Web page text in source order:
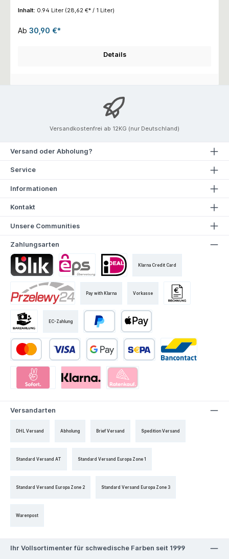
Inhalt: 0.94 Liter (28,62 €* / 1 Liter)
Ab 30,90 €*
Details
Versandkostenfrei ab 12KG (nur Deutschland)
Versand oder Abholung?
Service
Informationen
Kontakt
Unsere Communities
Zahlungsarten
Klarna Credit Card
Pay with Klarna Vorkasse
EC-Zahlung
Versandarten
DHL Versand Abholung Brief Versand Spedition Versand
Standard Versand AT Standard Versand Europa Zone 1
Standard Versand Europa Zone 2 Standard Versand Europa Zone 3
Warenpost
Ihr Vollsortimenter für schwedische Farben seit 1999